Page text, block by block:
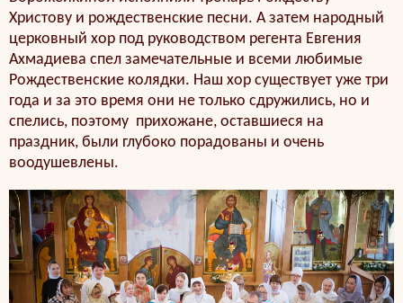
Христову и рождественские песни. А затем народный
церковный хор под руководством регента Евгения
Ахмадиева спел замечательные и всеми любимые
Рождественские колядки. Наш хор существует уже три
года и за это время они не только сдружились, но и
спелись, поэтому прихожане, оставшиеся на
праздник, были глубоко порадованы и очень
воодушевлены.